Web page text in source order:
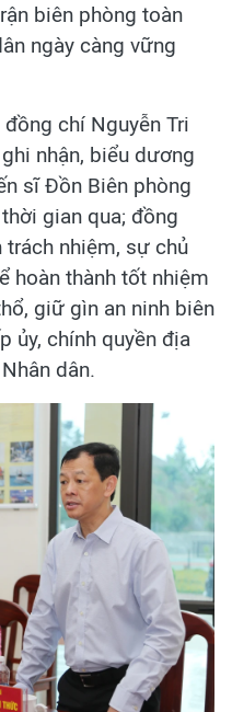
biên phòng toàn
ngày càng vững
chí Nguyễn Tri
nhận, biểu dương
sĩ Đồn Biên phòng
gian qua; đồng
nhiệm, sự chủ
hoàn thành tốt nhiệm
giữ gìn an ninh biên
ủy, chính quyền địa
dân.